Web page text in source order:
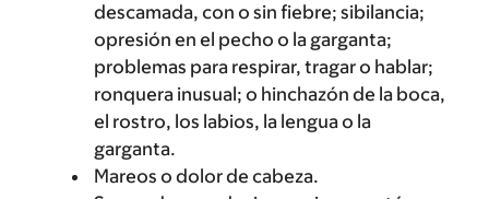
descamada, con o sin fiebre; sibilancia;
opresión en el pecho o la garganta;
problemas para respirar, tragar o hablar;
ronquera inusual; o hinchazón de la boca,
el rostro, los labios, la lengua o la
garganta.
Mareos o dolor de cabeza.